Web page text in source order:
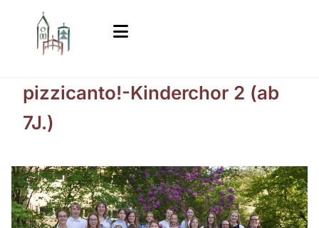
pizzicanto!-Kinderchor 2 (ab
7J.)